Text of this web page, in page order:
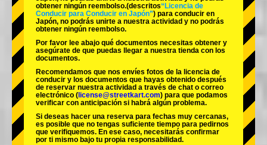
obtener ningún reembolso.(descritos“Licencia de
Conducir para Conducir en Japón”) para conducir en
Japón, no podrás unirte a nuestra actividad y no podrás
obtener ningún reembolso.
Por favor lee abajo qué documentos necesitas obtener y
asegúrate de que puedas llegar a nuestra tienda con los
documentos.
Recomendamos que nos envíes fotos de la licencia de
conducir y los documentos que hayas obtenido después
de reservar nuestra actividad a través de chat o correo
electrónico ( license@streetkart.com) para que podamos
verificar con anticipación si habrá algún problema.
Si deseas hacer una reserva para fechas muy cercanas,
es posible que no tengas suficiente tiempo para pedirnos
que verifiquemos. En ese caso, necesitarás confirmar
por ti mismo bajo tu propia responsabilidad.